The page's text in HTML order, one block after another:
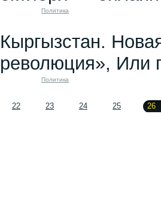
Политика
Кыргызстан.
революция», Или
Политика
22 23 24 25
26